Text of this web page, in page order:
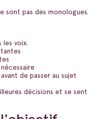
sont pas des monologues.
les voix.
de passer au sujet
décisions et se sent